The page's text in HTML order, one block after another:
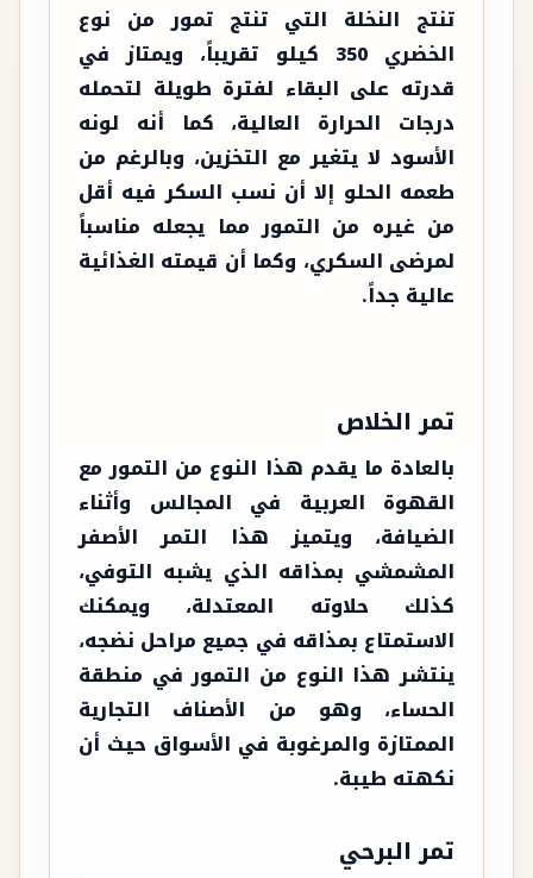
تنتج النخلة التي تنتج تمور من نوع
الخضري 350 كيلو تقريباً، ويمتاز في
قدرته على البقاء لفترة طويلة لتحمله
درجات الحرارة العالية، كما أنه لونه
الأسود لا يتغير مع التخزين، وبالرغم من
طعمه الحلو إلا أن نسب السكر فيه أقل
من غيره من التمور مما يجعله مناسباً
لمرضى السكري، وكما أن قيمته الغذائية
عالية جداً.
تمر الخلاص
بالعادة ما يقدم هذا النوع من التمور مع
القهوة العربية في المجالس وأثناء
الضيافة، ويتميز هذا التمر الأصفر
المشمشي بمذاقه الذي يشبه التوفي،
كذلك حلاوته المعتدلة، ويمكنك
الاستمتاع بمذاقه في جميع مراحل نضجه،
ينتشر هذا النوع من التمور في منطقة
الحساء، وهو من الأصناف التجارية
الممتازة والمرغوبة في الأسواق حيث أن
نكهته طيبة.
تمر البرحي